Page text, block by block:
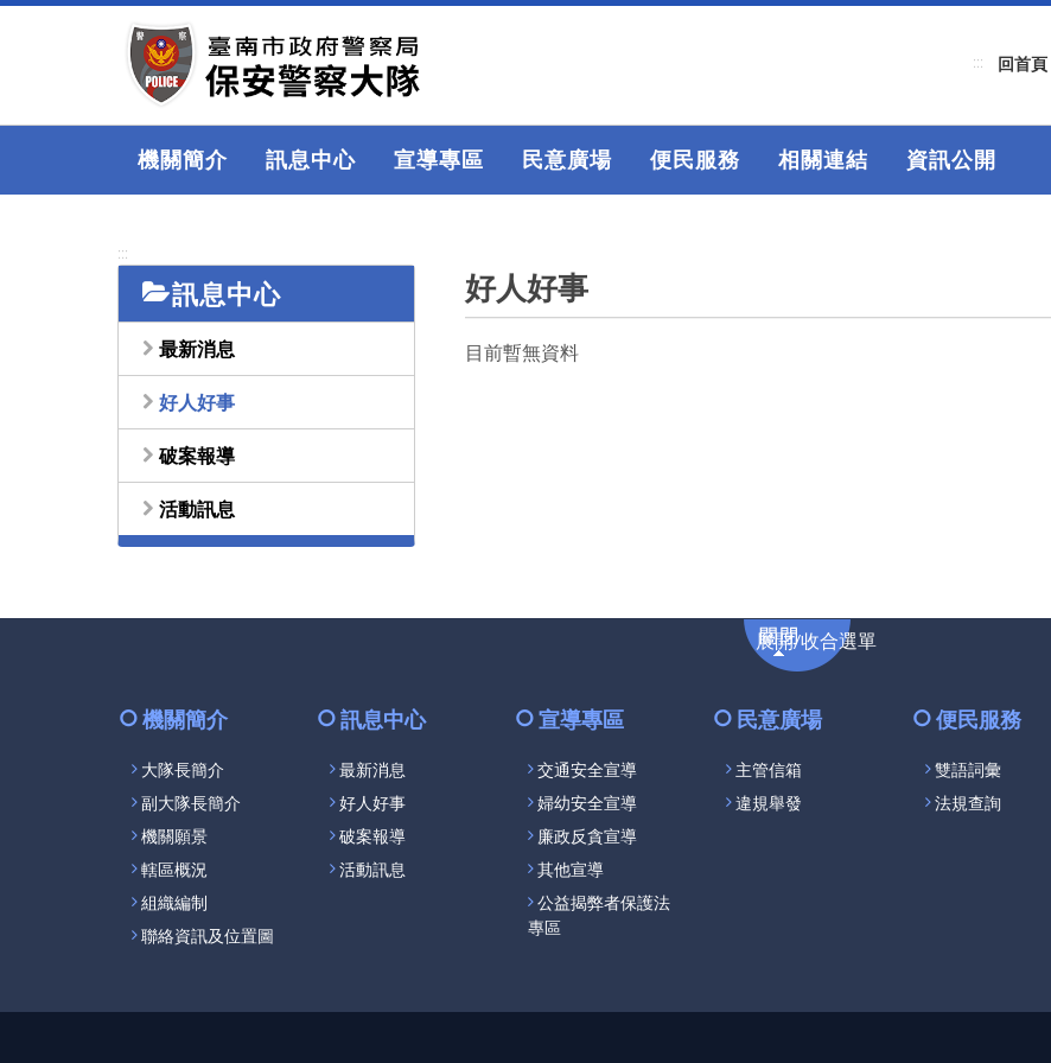
跳
內
::: 回首頁
機關簡介 訊息中心 宣導專區 民意廣場 便民服務 相關連結 資訊公開
:::
訊息中心
最新消息
好人好事
破案報導
活動訊息
好人好事
目前暫無資料
展開/收合選單
機關簡介
大隊長簡介
副大隊長簡介
機關願景
轄區概況
組織編制
聯絡資訊及位置圖
訊息中心
最新消息
好人好事
破案報導
活動訊息
宣導專區
交通安全宣導
婦幼安全宣導
廉政反貪宣導
其他宣導
公益揭弊者保護法
專區
民意廣場
主管信箱
違規舉發
便民服務
雙語詞彙
法規查詢